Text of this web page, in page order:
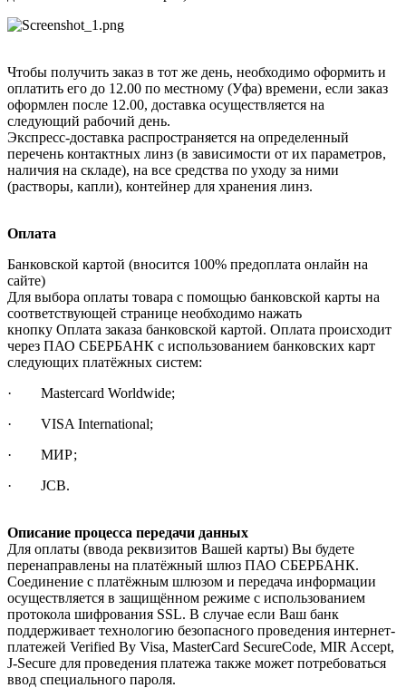
Чтобы получить заказ в тот же день, необходимо оформить и
оплатить его до 12.00 по местному (Уфа) времени, если заказ
оформлен после 12.00, доставка осуществляется на
следующий рабочий день.
Экспресс-доставка распространяется на определенный
перечень контактных линз (в зависимости от их параметров,
наличия на складе), на все средства по уходу за ними
(растворы, капли), контейнер для хранения линз.
Оплата
Банковской картой (вносится 100% предоплата онлайн на
сайте)
Для выбора оплаты товара с помощью банковской карты на
соответствующей странице необходимо нажать
кнопку Оплата заказа банковской картой. Оплата происходит
через ПАО СБЕРБАНК с использованием банковских карт
следующих платёжных систем:
· Mastercard Worldwide;
· VISA International;
· МИР;
· JCB.
Описание процесса передачи данных
Для оплаты (ввода реквизитов Вашей карты) Вы будете
перенаправлены на платёжный шлюз ПАО СБЕРБАНК.
Соединение с платёжным шлюзом и передача информации
осуществляется в защищённом режиме с использованием
протокола шифрования SSL. В случае если Ваш банк
поддерживает технологию безопасного проведения интернет-
платежей Verified By Visa, MasterCard SecureCode, MIR Accept,
J-Secure для проведения платежа также может потребоваться
ввод специального пароля.